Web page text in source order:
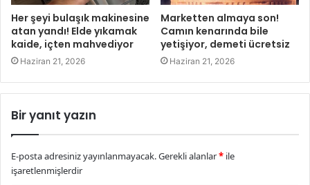
Her şeyi bulaşık makinesine
atan yandı! Elde yıkamak
kaide, içten mahvediyor
Haziran 21, 2026
Marketten almaya son!
Camın kenarında bile
yetişiyor, demeti ücretsiz
Haziran 21, 2026
Bir yanıt yazın
E-posta adresiniz yayınlanmayacak.Gerekli alanlar* ile
işaretlenmişlerdir